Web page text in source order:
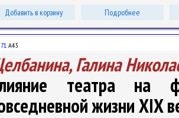
Добавить в корзину Подробнее
А43
Галина
театра на
жизни XIX